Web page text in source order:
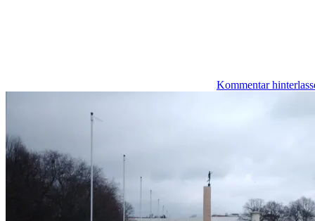
Kommentar